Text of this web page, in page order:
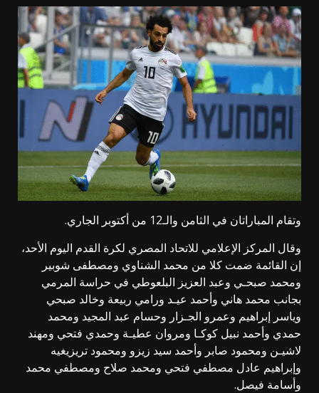
وتقام المباراتان في الثامن والـ12 من أكتوبر الجاري.
وقال المركز الإعلامي للاتحاد المصري لكرة القدم اليوم الأحد،
إن القائمة ضمت كلا من محمد الشناوي ومصطفى شوبير
ومحمد صبحـي وعبد العزيز البلعوطي في حراسة المرمي
بجانب محمد هاني وأحمد عيـد ورامي ربيعة وخالد صبحي
وياسر إبراهيم وعمرو الجـزار وحسام عبد المجيد ومحمد
حمدي وأحمد نبيل كوكـا ومروان عطيـة وحمدي فتحي ومهند
لاشيـن ومحمود صابر وأحمد سيد زيزو ومحمود تريزيغيه
وإبراهيم عادل مصطفي فتحي ومحمد صلاح ومصطفي محمد
وأسامة فيصل.